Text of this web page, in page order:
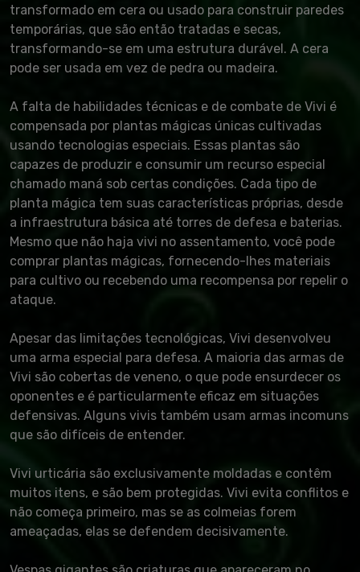
transformado em cera ou usado para construir paredes
temporárias, que são então tratadas e secas,
transformando-se em uma estrutura durável. A cera
pode ser usada em vez de pedra ou madeira.
A falta de habilidades técnicas e de combate de Vivi é
compensada por plantas mágicas únicas cultivadas
usando tecnologias especiais. Essas plantas são
capazes de produzir e consumir um recurso especial
chamado maná sob certas condições. Cada tipo de
planta mágica tem suas características próprias, desde
a infraestrutura básica até torres de defesa e baterias.
Mesmo que não haja vivi no assentamento, você pode
comprar plantas mágicas, fornecendo-lhes materiais
para cultivo ou recebendo uma recompensa por repelir o
ataque.
Apesar das limitações tecnológicas, Vivi desenvolveu
uma arma especial para defesa. A maioria das armas de
Vivi são cobertas de veneno, o que pode ensurdecer os
oponentes e é particularmente eficaz em situações
defensivas. Alguns vivis também usam armas incomuns
que são difíceis de entender.
Vivi urticária são exclusivamente moldadas e contêm
muitos itens, e são bem protegidas. Vivi evita conflitos e
não começa primeiro, mas se as colmeias forem
ameaçadas, elas se defendem decisivamente.